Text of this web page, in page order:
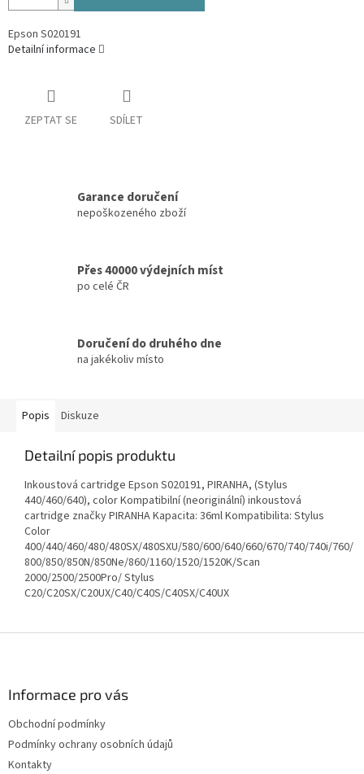
Epson S020191
Detailní informace
ZEPTAT SE SDÍLET
Garance doručení
nepoškozeného zboží
Přes 40000 výdejních míst
po celé ČR
Doručení do druhého dne
na jakékoliv místo
Popis Diskuze
Detailní popis produktu
Inkoustová cartridge Epson S020191, PIRANHA, (Stylus
440/460/640), color Kompatibilní (neoriginální) inkoustová
cartridge značky PIRANHA Kapacita: 36ml Kompatibilita: Stylus
Color
400/440/460/480/480SX/480SXU/580/600/640/660/670/740/740i/760/
800/850/850N/850Ne/860/1160/1520/1520K/Scan
2000/2500/2500Pro/ Stylus
C20/C20SX/C20UX/C40/C40S/C40SX/C40UX
Informace pro vás
Obchodní podmínky
Podmínky ochrany osobních údajů
Kontakty